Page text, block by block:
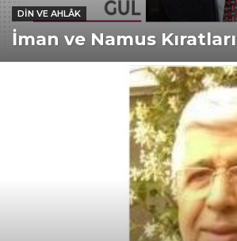
DIN VE AHLÂK
İman ve Namus Kıratları